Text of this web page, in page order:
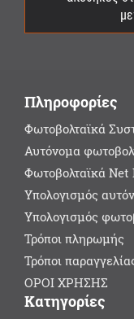
Πληροφορίες
Φωτοβολταϊκά
Αυτόνομα
Φωτοβολταϊκά
Υπολογισμός
Υπολογισμός
Τρόποι πληρωμής
Τρόποι
ΟΡΟΙ ΧΡΗΣΗΣ
Κατηγορίες